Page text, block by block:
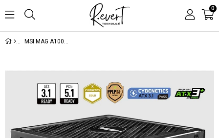
0
MSI MAG A1000GL PCIE5 II 1000W 80+ GOLD ATX 3.1 PCIE 5.1 POWER SUPPLY